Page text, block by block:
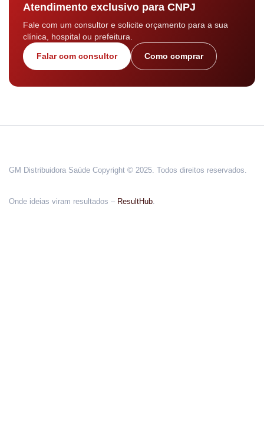
Atendimento exclusivo para CNPJ
Fale com um consultor e solicite orçamento para a sua
clínica, hospital ou prefeitura.
Falar com consultor Como comprar
GM Distribuidora Saúde Copyright © 2025. Todos direitos reservados.
Onde ideias viram resultados – ResultHub.